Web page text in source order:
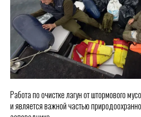
Работа по очистке лагун от штормового
и является важной частью